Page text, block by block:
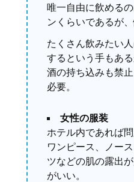
唯一自由に飲める
ンくらいであるが、
たくさん飲みたい
するという手もあ
酒の持ち込みも禁
必要。
女性の服装
ホテル内であれば
ワンピース、ノー
ツなどの肌の露出
がいい。